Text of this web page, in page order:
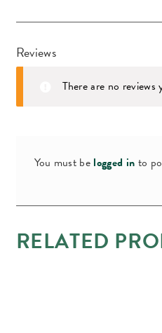
Reviews
There are no reviews
You must be logged in to
RELATED